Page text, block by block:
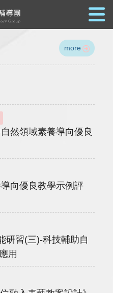
more
然領域素養導向優良
向優良教學示例評
研習(三)-科技輔助自
用